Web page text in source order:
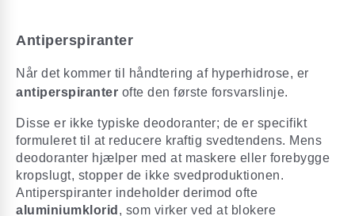
Antiperspiranter
Når det kommer til håndtering af hyperhidrose, er
antiperspiranter ofte den første forsvarslinje.
Disse er ikke typiske deodoranter; de er specifikt
formuleret til at reducere kraftig svedtendens. Mens
deodoranter hjælper med at maskere eller forebygge
kropslugt, stopper de ikke svedproduktionen.
Antiperspiranter indeholder derimod ofte
aluminiumklorid , som virker ved at blokere